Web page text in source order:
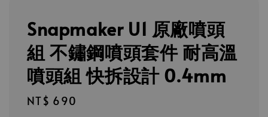
Snapmaker U1 原廠噴頭
組 不鏽鋼噴頭套件 耐高溫
噴頭組 快拆設計 0.4mm
Regular
NT$ 690